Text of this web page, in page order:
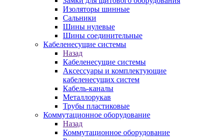
Изоляторы шинные
Сальники
Шины нулевые
Шины соединительные
Кабеленесущие системы
Назад
Кабеленесущие системы
Аксессуары и комплектующие
кабеленесущих систем
Кабель-каналы
Металлорукав
Трубы пластиковые
Коммутационное оборудование
Назад
Коммутационное оборудование